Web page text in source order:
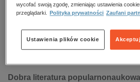
edukacja
komputery, internet,
kobiece, lifestyle, kultura
polityka, społeczno-
Ebooki popularnonaukowe w
Dobra literatura
Brak produktów.
wycofać swoją zgodę, zmieniając ustawienia
przeglądarki.
Polityka prywatności Zaufani
Ustawienia plików cookie